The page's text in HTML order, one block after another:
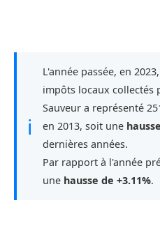
ℹ
L'année passée, en
impôts locaux collectés
Sauveur a représenté
en 2013, soit une
dernières années.
Par rapport à l'année
une hausse de +3.11%.